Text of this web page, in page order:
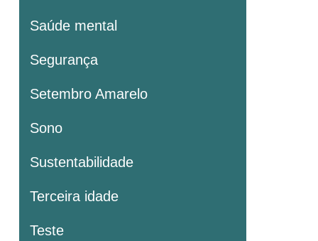
Saúde mental
Segurança
Setembro Amarelo
Sono
Sustentabilidade
Terceira idade
Teste